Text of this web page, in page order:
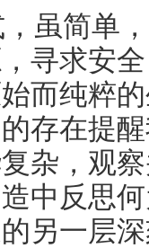
虽简单
寻求安
而纯粹
存在提
杂，观
中反思
另一层